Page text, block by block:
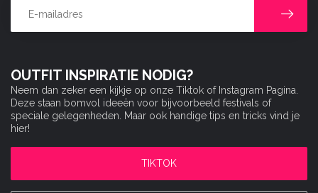
OUTFIT INSPIRATIE NODIG?
Neem dan zeker een kijkje op onze Tiktok of Instagram Pagina.
Deze staan bomvol ideeën voor bijvoorbeeld festivals of
speciale gelegenheden. Maar ook handige tips en tricks vind je
hier!
TIKTOK